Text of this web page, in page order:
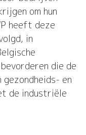
om hun
heeft deze
in
die de
en
de industriële